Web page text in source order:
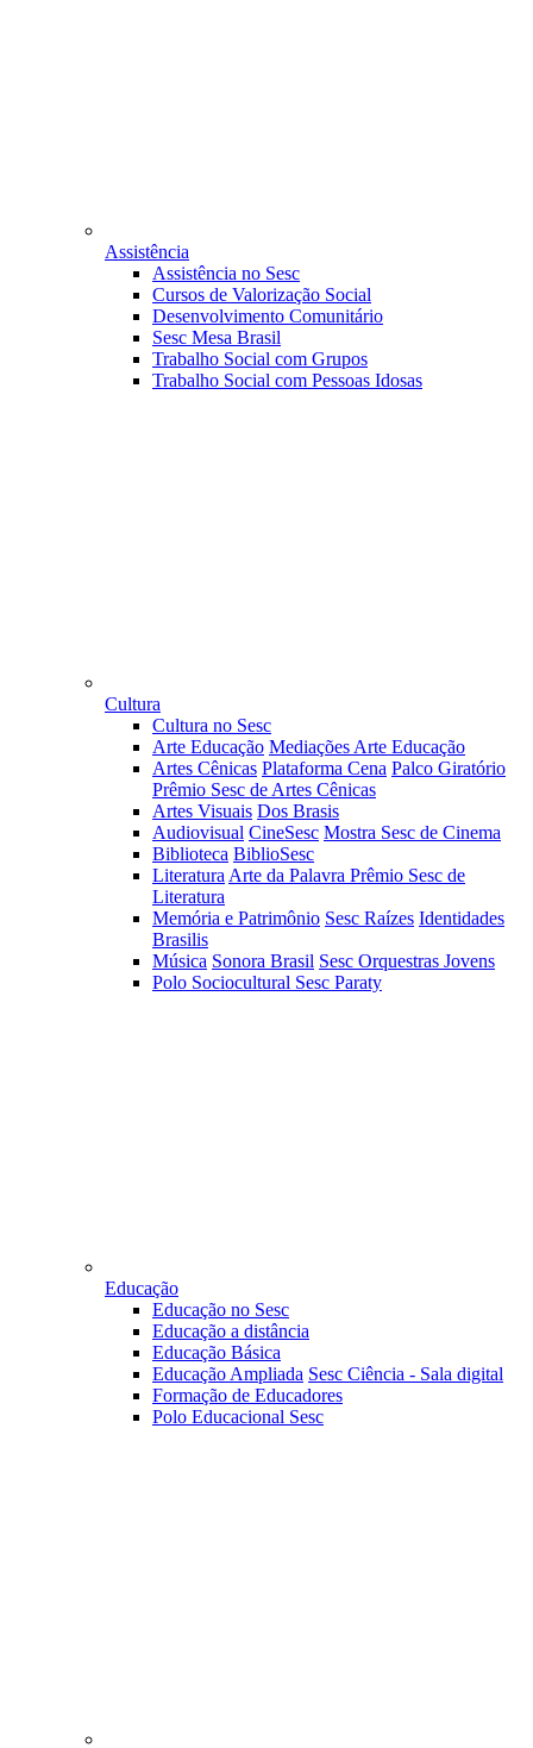
Assistência
Assistência no Sesc
Cursos de Valorização Social
Desenvolvimento Comunitário
Sesc Mesa Brasil
Trabalho Social com Grupos
Trabalho Social com Pessoas Idosas
Cultura
Cultura no Sesc
Arte Educação Mediações Arte Educação
Artes Cênicas Plataforma Cena Palco Giratório
Prêmio Sesc de Artes Cênicas
Artes Visuais Dos Brasis
Audiovisual CineSesc Mostra Sesc de Cinema
Biblioteca BiblioSesc
Literatura Arte da Palavra Prêmio Sesc de
Literatura
Memória e Patrimônio Sesc Raízes Identidades
Brasilis
Música Sonora Brasil Sesc Orquestras Jovens
Polo Sociocultural Sesc Paraty
Educação
Educação no Sesc
Educação a distância
Educação Básica
Educação Ampliada Sesc Ciência - Sala digital
Formação de Educadores
Polo Educacional Sesc